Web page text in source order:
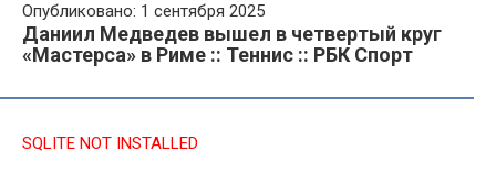
Опубликовано: 1 сентября 2025
Даниил Медведев вышел в четвертый круг
«Мастерса» в Риме :: Теннис :: РБК Спорт
SQLITE NOT INSTALLED